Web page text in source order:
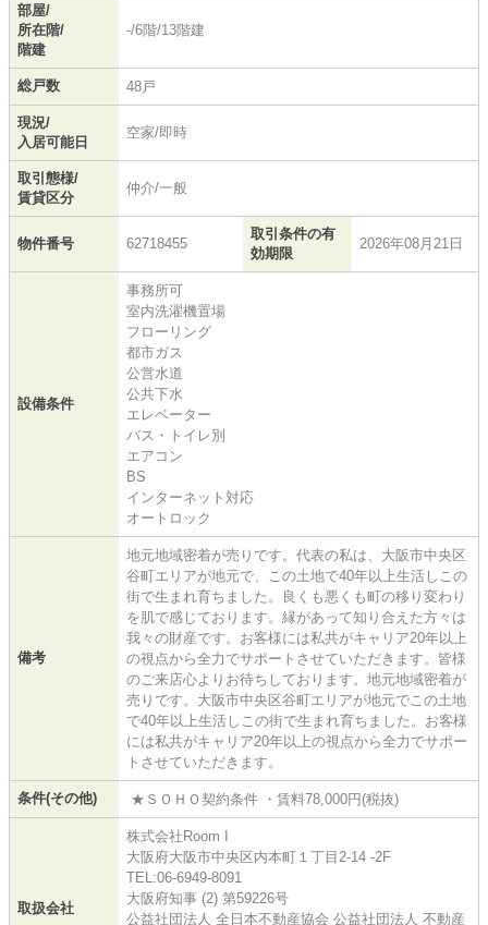
部屋/
所在階/
階建
-/6階/13階建
総戸数 48戸
現況/
入居可能日
空家/即時
取引態様/
賃貸区分
仲介/一般
物件番号 62718455
取引条件の有
効期限
2026年08月21日
設備条件
事務所可
室内洗濯機置場
フローリング
都市ガス
公営水道
公共下水
エレベーター
バス・トイレ別
エアコン
BS
インターネット対応
オートロック
備考
地元地域密着が売りです。代表の私は、大阪市中央区
谷町エリアが地元で、この土地で40年以上生活しこの
街で生まれ育ちました。良くも悪くも町の移り変わり
を肌で感じております。縁があって知り合えた方々は
我々の財産です。お客様には私共がキャリア20年以上
の視点から全力でサポートさせていただきます。皆様
のご来店心よりお待ちしております。地元地域密着が
売りです。大阪市中央区谷町エリアが地元でこの土地
で40年以上生活しこの街で生まれ育ちました。お客様
には私共がキャリア20年以上の視点から全力でサポー
トさせていただきます。
条件(その他) ★ＳＯＨＯ契約条件 ・賃料78,000円(税抜)
取扱会社
株式会社Room I
大阪府大阪市中央区内本町１丁目2-14 -2F
TEL:06-6949-8091
大阪府知事 (2) 第59226号
公益社団法人 全日本不動産協会 公益社団法人 不動産